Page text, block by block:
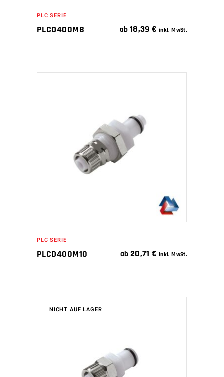
PLC SERIE
PLCD400M8 ab 18,39€ inkl. MwSt.
IN DEN WARENKORB
PLC SERIE
PLCD400M10 ab 20,71€ inkl. MwSt.
NICHT AUF LAGER
WEITERLESEN